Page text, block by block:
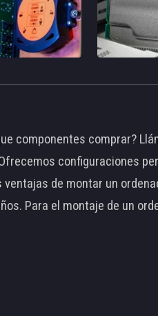
componentes comprar?
configuraciones
de montar un
Para el montaje de un